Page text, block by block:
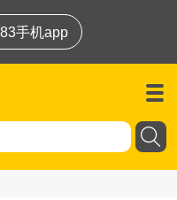
手机app